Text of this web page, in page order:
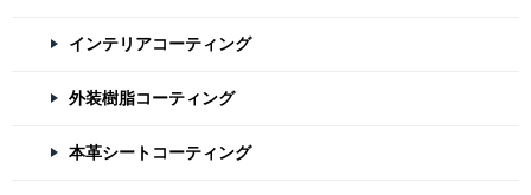
インテリアコーティング
外装樹脂コーティング
本革シートコーティング